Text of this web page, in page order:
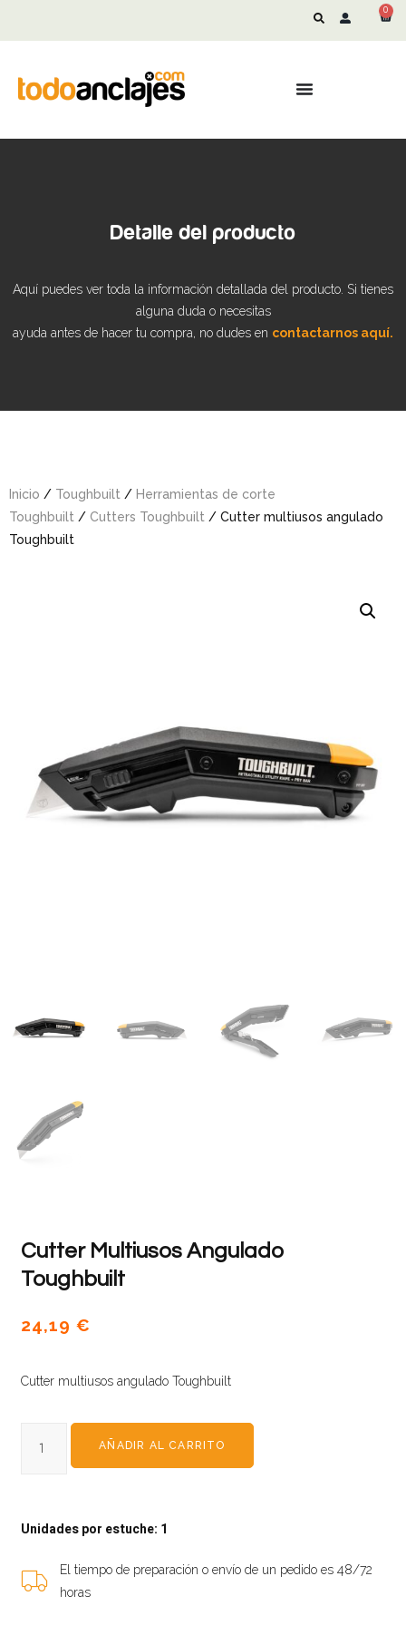
0
Detalle del producto
Aquí puedes ver toda la información detallada del producto. Si tienes
alguna duda o necesitas
ayuda antes de hacer tu compra, no dudes en contactarnos aquí.
Inicio / Toughbuilt / Herramientas de corte
Toughbuilt / Cutters Toughbuilt / Cutter multiusos angulado
Toughbuilt
Cutter Multiusos Angulado
Toughbuilt
24,19€
Cutter multiusos angulado Toughbuilt
AÑADIR AL CARRITO
Unidades por estuche: 1
El tiempo de preparación o envío de un pedido es 48/72
horas